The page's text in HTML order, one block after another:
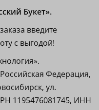
Букет».
введите
с выгодой!
Федерация,
ул.
1195476081745, ИНН